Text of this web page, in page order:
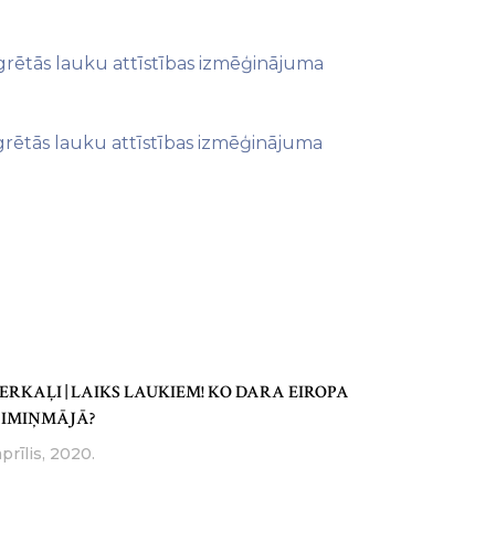
lauku attīstības izmēģinājuma
lauku attīstības izmēģinājuma
| LAIKS LAUKIEM! KO DARA EIROPA
2020.